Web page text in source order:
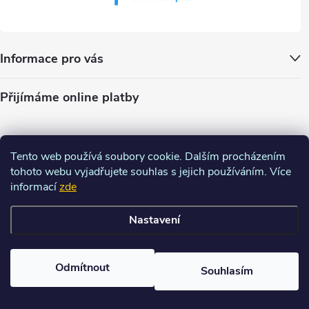
Tento web používá soubory cookie. Dalším procházením
tohoto webu vyjadřujete souhlas s jejich používáním. Více
informacízde
Nastavení
Odmítnout Souhlasím
Informace pro vás
Přijímáme online platby
nastavení cookies